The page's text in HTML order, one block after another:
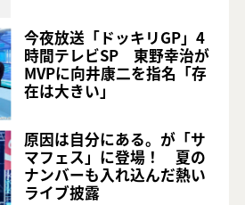
今夜放送「ドッキリGP」4
時間テレビSP 東野幸治が
MVPに向井康二を指名「存
在は大きい」
原因は自分にある。が「サ
マフェス」に登場！ 夏の
ナンバーも入れ込んだ熱い
ライブ披露